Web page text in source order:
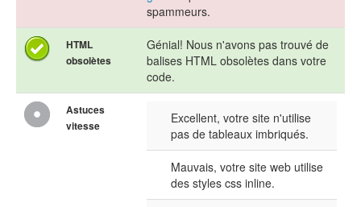
spammeurs.
HTML
obsolètes
Génial! Nous n'avons pas trouvé de
balises HTML obsolètes dans votre
code.
Astuces
vitesse
Excellent, votre site n'utilise
pas de tableaux imbriqués.
Mauvais, votre site web utilise
des styles css inline.